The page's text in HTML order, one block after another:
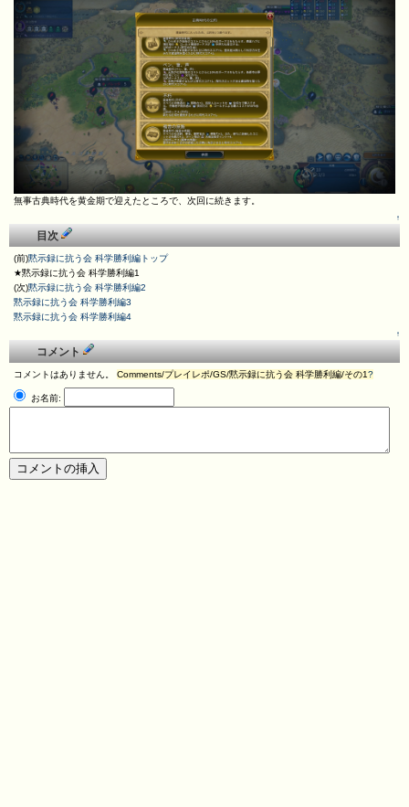
無事古典時代を黄金期で迎えたところで、次回に続きます。
↑
目次
(前)黙示録に抗う会 科学勝利編トップ
★黙示録に抗う会 科学勝利編1
(次)黙示録に抗う会 科学勝利編2
黙示録に抗う会 科学勝利編3
黙示録に抗う会 科学勝利編4
↑
コメント
コメントはありません。 Comments/プレイレポ/GS/黙示録に抗う会 科学勝利編/その1?
お名前: